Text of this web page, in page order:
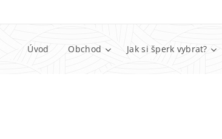
Úvod Obchod Jak si šperk vybrat?